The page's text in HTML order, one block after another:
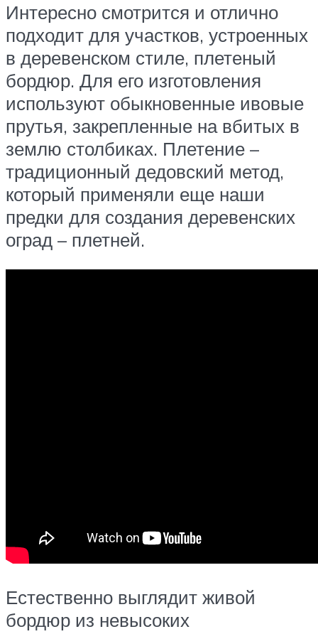
Интересно смотрится и отлично
подходит для участков, устроенных
в деревенском стиле, плетеный
бордюр. Для его изготовления
используют обыкновенные ивовые
прутья, закрепленные на вбитых в
землю столбиках. Плетение –
традиционный дедовский метод,
который применяли еще наши
предки для создания деревенских
оград – плетней.
Естественно выглядит живой
бордюр из невысоких